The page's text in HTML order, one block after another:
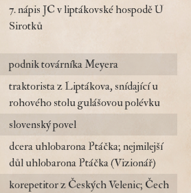
7. nápis JC v liptákovské hospodě U
Sirotků
podnik továrníka Meyera
traktorista z Liptákova, snídající u
rohového stolu gulášovou polévku
slovenský povel
dcera uhlobarona Ptáčka; nejmilejší
důl uhlobarona Ptáčka (Vizionář)
korepetitor z Českých Velenic; Čech